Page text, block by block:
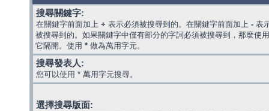
搜尋關鍵字:
在關鍵字前面加上 + 表示必須被搜尋到的。在關鍵字前面加上 - 表
被搜尋到的。如果關鍵字中僅有部分的字詞必須被搜尋到，那麼使
它隔開。使用 * 做為萬用字元。
搜尋發表人:
您可以使用 * 萬用字元搜尋。
選擇搜尋版面: